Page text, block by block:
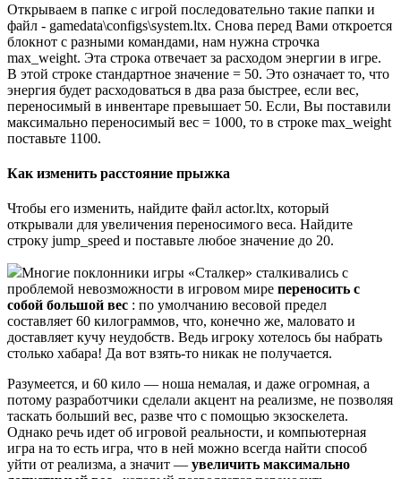
Открываем в папке с игрой последовательно такие папки и
файл - gamedata\configs\system.ltx. Снова перед Вами откроется
блокнот с разными командами, нам нужна строчка
max_weight. Эта строка отвечает за расходом энергии в игре.
В этой строке стандартное значение = 50. Это означает то, что
энергия будет расходоваться в два раза быстрее, если вес,
переносимый в инвентаре превышает 50. Если, Вы поставили
максимально переносимый вес = 1000, то в строке max_weight
поставьте 1100.
Как изменить расстояние прыжка
Чтобы его изменить, найдите файл actor.ltx, который
открывали для увеличения переносимого веса. Найдите
строку jump_speed и поставьте любое значение до 20.
Многие поклонники игры «Сталкер» сталкивались с
проблемой невозможности в игровом мире переносить с
собой большой вес : по умолчанию весовой предел
составляет 60 килограммов, что, конечно же, маловато и
доставляет кучу неудобств. Ведь игроку хотелось бы набрать
столько хабара! Да вот взять-то никак не получается.
Разумеется, и 60 кило — ноша немалая, и даже огромная, а
потому разработчики сделали акцент на реализме, не позволяя
таскать больший вес, разве что с помощью экзоскелета.
Однако речь идет об игровой реальности, и компьютерная
игра на то есть игра, что в ней можно всегда найти способ
уйти от реализма, а значит — увеличить максимально